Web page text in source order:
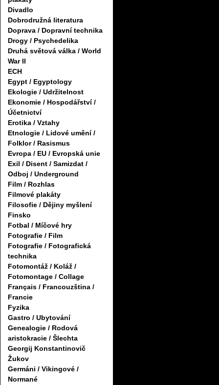
Divadlo
Dobrodružná literatura
Doprava / Dopravní technika
Drogy / Psychedelika
Druhá světová válka / World
War II
ECH
Egypt / Egyptology
Ekologie / Udržitelnost
Ekonomie / Hospodářství /
Účetnictví
Erotika / Vztahy
Etnologie / Lidové umění /
Folklor / Rasismus
Evropa / EU / Evropská unie
Exil / Disent / Samizdat /
Odboj / Underground
Film / Rozhlas
Filmové plakáty
Filosofie / Dějiny myšlení
Finsko
Fotbal / Míčové hry
Fotografie / Film
Fotografie / Fotografická
technika
Fotomontáž / Koláž /
Fotomontage / Collage
Français / Francouzština /
Francie
Fyzika
Gastro / Ubytování
Genealogie / Rodová
aristokracie / Šlechta
Georgij Konstantinovič
Žukov
Germáni / Vikingové /
Normané